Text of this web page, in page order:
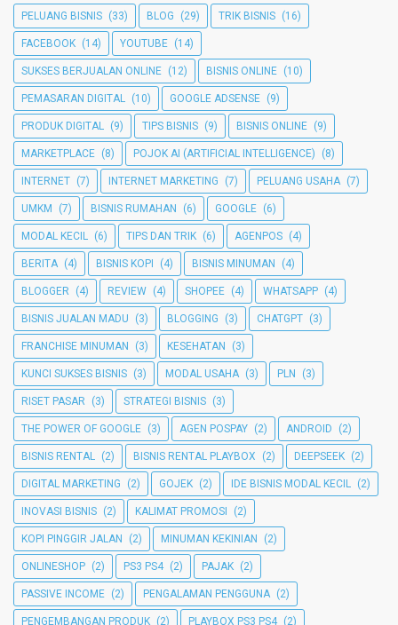
PELUANG BISNIS (33) BLOG (29) TRIK BISNIS (16)
FACEBOOK (14) YOUTUBE (14)
SUKSES BERJUALAN ONLINE (12) BISNIS ONLINE (10)
PEMASARAN DIGITAL (10) GOOGLE ADSENSE (9)
PRODUK DIGITAL (9) TIPS BISNIS (9) BISNIS ONLINE (9)
MARKETPLACE (8) POJOK AI (ARTIFICIAL INTELLIGENCE) (8)
INTERNET (7) INTERNET MARKETING (7) PELUANG USAHA (7)
UMKM (7) BISNIS RUMAHAN (6) GOOGLE (6)
MODAL KECIL (6) TIPS DAN TRIK (6) AGENPOS (4)
BERITA (4) BISNIS KOPI (4) BISNIS MINUMAN (4)
BLOGGER (4) REVIEW (4) SHOPEE (4) WHATSAPP (4)
BISNIS JUALAN MADU (3) BLOGGING (3) CHATGPT (3)
FRANCHISE MINUMAN (3) KESEHATAN (3)
KUNCI SUKSES BISNIS (3) MODAL USAHA (3) PLN (3)
RISET PASAR (3) STRATEGI BISNIS (3)
THE POWER OF GOOGLE (3) AGEN POSPAY (2) ANDROID (2)
BISNIS RENTAL (2) BISNIS RENTAL PLAYBOX (2) DEEPSEEK (2)
DIGITAL MARKETING (2) GOJEK (2) IDE BISNIS MODAL KECIL (2)
INOVASI BISNIS (2) KALIMAT PROMOSI (2)
KOPI PINGGIR JALAN (2) MINUMAN KEKINIAN (2)
ONLINESHOP (2) PS3 PS4 (2) PAJAK (2)
PASSIVE INCOME (2) PENGALAMAN PENGGUNA (2)
PENGEMBANGAN PRODUK (2) PLAYBOX PS3 PS4 (2)